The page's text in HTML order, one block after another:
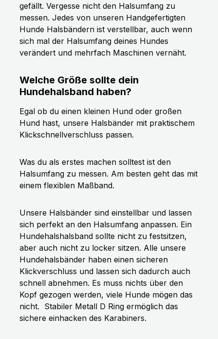
gefällt. Vergesse nicht den Halsumfang zu
messen. Jedes von unseren Handgefertigten
Hunde Halsbändern ist verstellbar, auch wenn
sich mal der Halsumfang deines Hundes
verändert und mehrfach Maschinen vernäht.
Welche Größe sollte dein
Hundehalsband haben?
Egal ob du einen kleinen Hund oder großen
Hund hast, unsere Halsbänder mit praktischem
Klickschnellverschluss passen.
Was du als erstes machen solltest ist den
Halsumfang zu messen. Am besten geht das mit
einem flexiblen Maßband.
Unsere Halsbänder sind einstellbar und lassen
sich perfekt an den Halsumfang anpassen. Ein
Hundehalshalsband sollte nicht zu festsitzen,
aber auch nicht zu locker sitzen. Alle unsere
Hundehalsbänder haben einen sicheren
Klickverschluss und lassen sich dadurch auch
schnell abnehmen. Es muss nichts über den
Kopf gezogen werden, viele Hunde mögen das
nicht. Stabiler Metall D Ring ermöglich das
sichere einhacken des Karabiners.